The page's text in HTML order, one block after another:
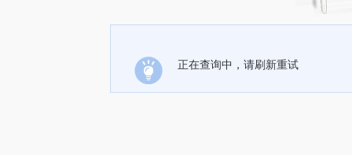
正在查询中，请刷新重试